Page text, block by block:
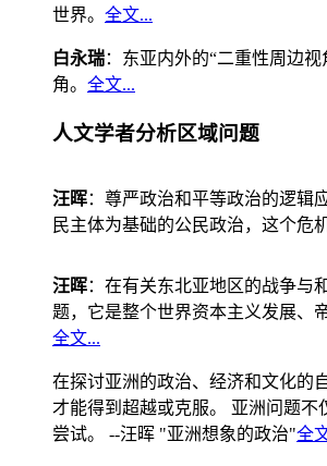
世界。 全文...
白永瑞：东亚内外的“二重性周边
角。 全文...
人文学者分析区域问题
汪晖：尊严政治和平等政治的逻辑
民主体为基础的公民政治，这个危
汪晖：在有关东北亚地区的战争与
题，它是整个世界资本主义发展、
全文...
在探讨亚洲的政治、经济和文化的
才能得到超越或克服。 亚洲问题
尝试。 --汪晖 "亚洲想象的政治"全